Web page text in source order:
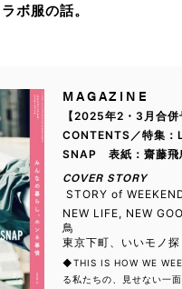
ボ服の話。
MAGAZINE
【2025年2・3月合併
CONTENTS／特集：
SNAP 表紙：齋藤飛
COVER STORY
STORY of
NEW LIFE, NEW
鳥
東京下町、いいモノ探
◆THIS IS HOW WE
る私たちの、見せない一